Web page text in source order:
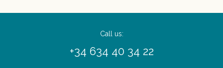
Call us:
+34 634 40 34 22